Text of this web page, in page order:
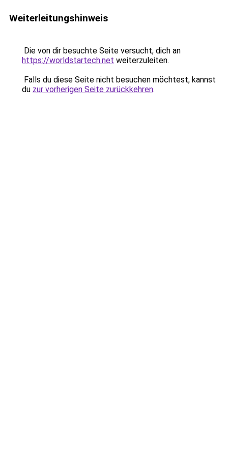
Weiterleitungshinweis
Die von dir besuchte Seite versucht, dich an
https://worldstartech.net weiterzuleiten.
Falls du diese Seite nicht besuchen möchtest, kannst
du zur vorherigen Seite zurückkehren.